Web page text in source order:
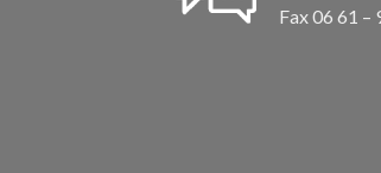
Fax 06 61 –